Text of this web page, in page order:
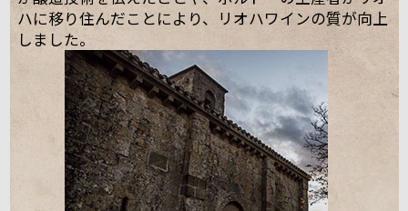
ハに移り住んだことにより、リオハワインの質が向上
しました。